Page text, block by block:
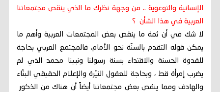
الإنسانية والتوعوية .. من وجهة نظرك ما الذي ينقص مجتمعاتنا
العربية في هذا الشأن ؟
لا شك في أن ثمة ما ينقص بعض المجتمعات العربية وأهم ما
يمكن قوله التقدم بالسنّة نحو الأمام، فالمجتمع العربي بحاجة
للقدوة الحسنة والاقتداء بسنة رسولنا ونبينا محمد الذي لم
يضرب إمرأة قط ، وبحاجة للعقول النيّرة والإعلام الحقيقي البنّاء
والهادف ومما ينقص بعض مجتمعاتنا أيضاً أن هناك من الذكور